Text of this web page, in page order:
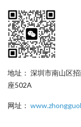
地址： 深圳市南山区
座502A
网址：